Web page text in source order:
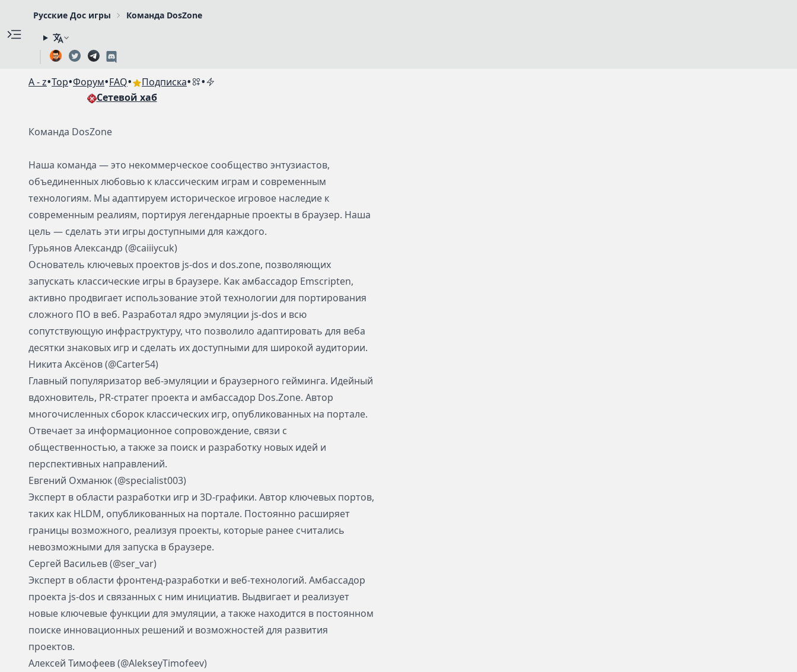
Русские Дос игры Команда DosZone
A - z•Top•Форум•FAQ• Подписка• •
Сетевой хаб
Команда DosZone
Наша команда — это некоммерческое сообщество энтузиастов,
объединенных любовью к классическим играм и современным
технологиям. Мы адаптируем историческое игровое наследие к
современным реалиям, портируя легендарные проекты в браузер. Наша
цель — сделать эти игры доступными для каждого.
Гурьянов Александр (@caiiiycuk)
Основатель ключевых проектов js-dos и dos.zone, позволяющих
запускать классические игры в браузере. Как амбассадор Emscripten,
активно продвигает использование этой технологии для портирования
сложного ПО в веб. Разработал ядро эмуляции js-dos и всю
сопутствующую инфраструктуру, что позволило адаптировать для веба
десятки знаковых игр и сделать их доступными для широкой аудитории.
Никита Аксёнов (@Carter54)
Главный популяризатор веб-эмуляции и браузерного гейминга. Идейный
вдохновитель, PR-стратег проекта и амбассадор Dos.Zone. Автор
многочисленных сборок классических игр, опубликованных на портале.
Отвечает за информационное сопровождение, связи с
общественностью, а также за поиск и разработку новых идей и
перспективных направлений.
Евгений Охманюк (@specialist003)
Эксперт в области разработки игр и 3D-графики. Автор ключевых портов,
таких как HLDM, опубликованных на портале. Постоянно расширяет
границы возможного, реализуя проекты, которые ранее считались
невозможными для запуска в браузере.
Сергей Васильев (@ser_var)
Эксперт в области фронтенд-разработки и веб-технологий. Амбассадор
проекта js-dos и связанных с ним инициатив. Выдвигает и реализует
новые ключевые функции для эмуляции, а также находится в постоянном
поиске инновационных решений и возможностей для развития
проектов.
Алексей Тимофеев (@AlekseyTimofeev)